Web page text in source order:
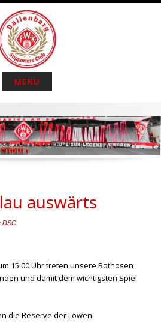
MENU
auswärts
DSC
15:00 Uhr treten unsere Rothosen
und damit dem wichtigsten Spiel
die Reserve der Löwen.